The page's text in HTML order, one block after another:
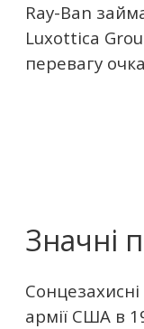
Ray-Ban
Luxottica
перевагу
Значні
армії США в